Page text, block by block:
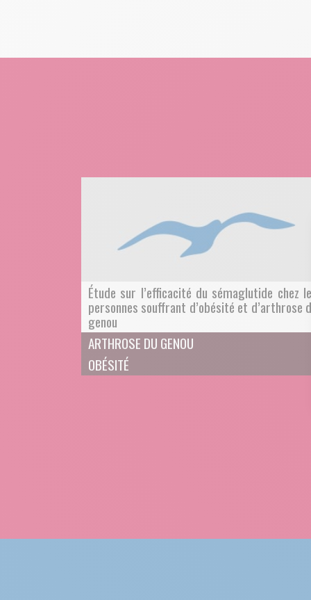
Étude sur l’efficacité du sémaglutide chez
personnes souffrant d’obésité et d’arthrose
genou
ARTHROSE DU GENOU
OBÉSITÉ